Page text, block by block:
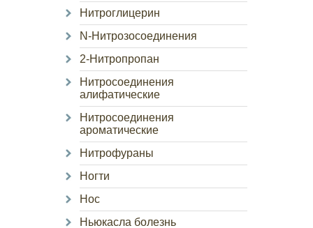
Нитроглицерин
N-Нитрозосоединения
2-Нитропропан
Нитросоединения
алифатические
Нитросоединения
ароматические
Нитрофураны
Ногти
Нос
Ньюкасла болезнь